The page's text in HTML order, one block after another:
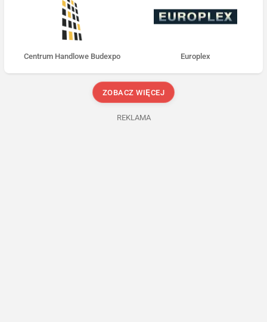
Centrum Handlowe Budexpo Europlex
ZOBACZ WIĘCEJ
REKLAMA